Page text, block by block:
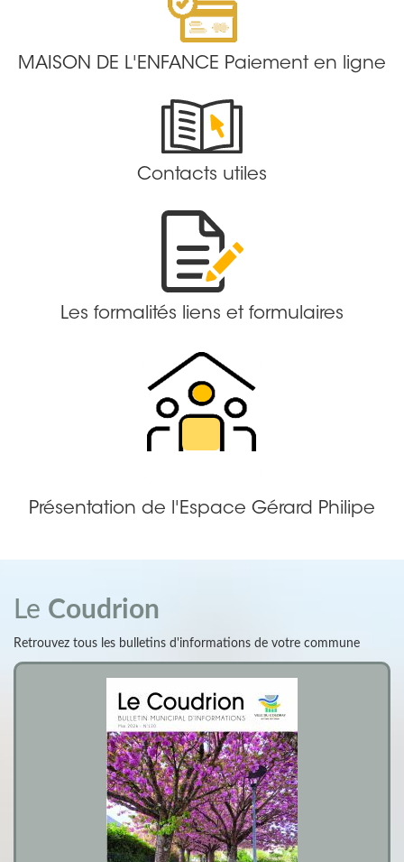
MAISON DE L'ENFANCE Paiement en ligne
Contacts utiles
Les formalités liens et formulaires
Présentation de l'Espace Gérard Philipe
Le Coudrion
Retrouvez tous les bulletins d'informations de votre commune